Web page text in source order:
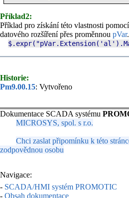
Příklad2:
Příklad pro získání této vlastnosti pomocí
datového rozšíření přes proměnnou pVar.
$.expr("pVar. Extension('al').
Historie:
Pm9.00.15: Vytvořeno
Dokumentace SCADA systému
MICROSYS, spol. s r.o.
Chci zaslat připomínku k této
zodpovědnou osobu
Navigace:
- SCADA/HMI systém PROMOTIC
- Obsah dokumentace